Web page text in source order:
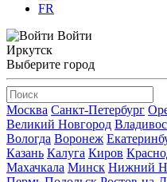
FR
Войти
Иркутск
Выберите город
Москва Санкт-Петербург
Великий Новгород
Вологда Воронеж
Казань Калуга Киров
Махачкала Минск Нижний